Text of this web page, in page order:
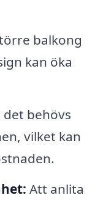
balkong
kan öka
behövs
vilket kan
Att anlita